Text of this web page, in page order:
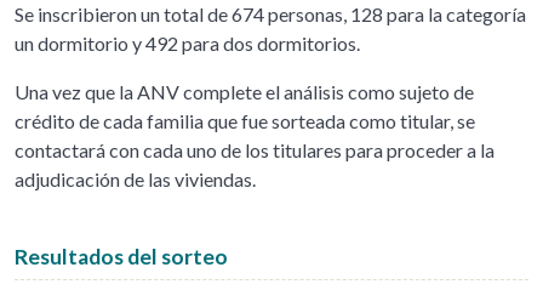
Se inscribieron un total de 674 personas, 128 para la categoría
un dormitorio y 492 para dos dormitorios.
Una vez que la ANV complete el análisis como sujeto de
crédito de cada familia que fue sorteada como titular, se
contactará con cada uno de los titulares para proceder a la
adjudicación de las viviendas.
Resultados del sorteo